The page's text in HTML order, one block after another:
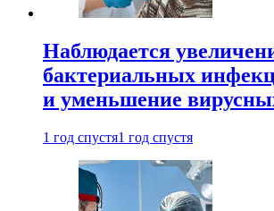
Наблюдается
бактериальных
и уменьшение
1 год спустя1 год спустя